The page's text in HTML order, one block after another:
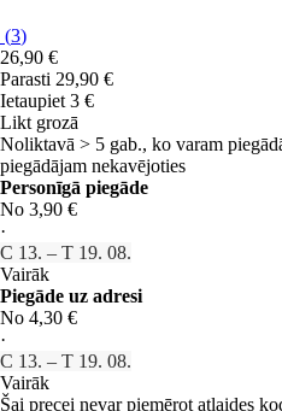
(3)
26,90 €
Parasti 29,90 €
Ietaupiet 3 €
Likt grozā
Noliktavā > 5 gab., ko varam
piegādājam nekavējoties
Personīgā piegāde
No 3,90 €
·
C 13. – T 19. 08.
Vairāk
Piegāde uz adresi
No 4,30 €
·
C 13. – T 19. 08.
Vairāk
Šai precei nevar piemērot atlaides